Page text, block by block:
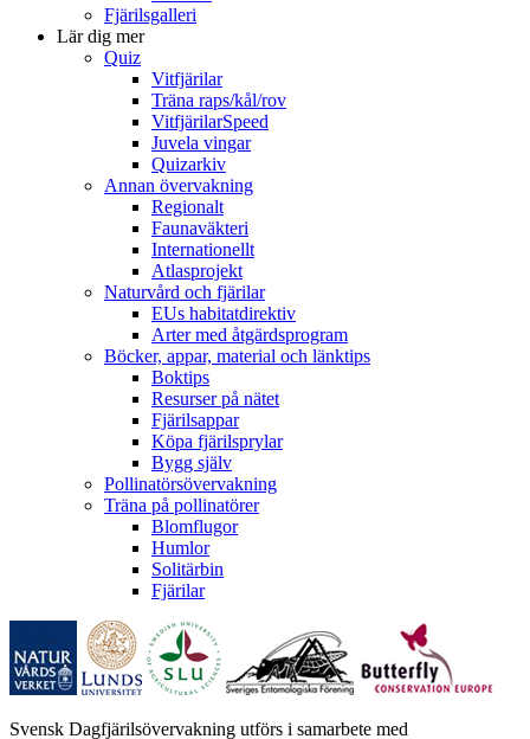
Fjärilsgalleri
Lär dig mer
Quiz
Vitfjärilar
Träna raps/kål/rov
VitfjärilarSpeed
Juvela vingar
Quizarkiv
Annan övervakning
Regionalt
Faunaväkteri
Internationellt
Atlasprojekt
Naturvård och fjärilar
EUs habitatdirektiv
Arter med åtgärdsprogram
Böcker, appar, material och länktips
Boktips
Resurser på nätet
Fjärilsappar
Köpa fjärilsprylar
Bygg själv
Pollinatörsövervakning
Träna på pollinatörer
Blomflugor
Humlor
Solitärbin
Fjärilar
Svensk Dagfjärilsövervakning utförs i samarbete med